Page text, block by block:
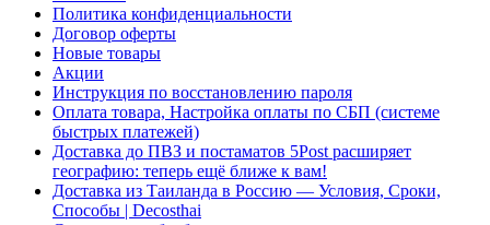
Политика конфиденциальности
Договор оферты
Новые товары
Акции
Инструкция по восстановлению пароля
Оплата товара, Настройка оплаты по СБП (системе
быстрых платежей)
Доставка до ПВЗ и постаматов 5Post расширяет
географию: теперь ещё ближе к вам!
Доставка из Таиланда в Россию — Условия, Сроки,
Способы | Decosthai